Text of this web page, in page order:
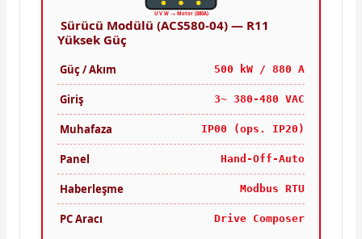
U V W → Motor (880A)
Sürücü Modülü (ACS580-04) — R11
Yüksek Güç
Güç / Akım 500 kW / 880 A
Giriş 3~ 380-480 VAC
Muhafaza IP00 (ops. IP20)
Panel Hand-Off-Auto
Haberleşme Modbus RTU
PC Aracı Drive Composer